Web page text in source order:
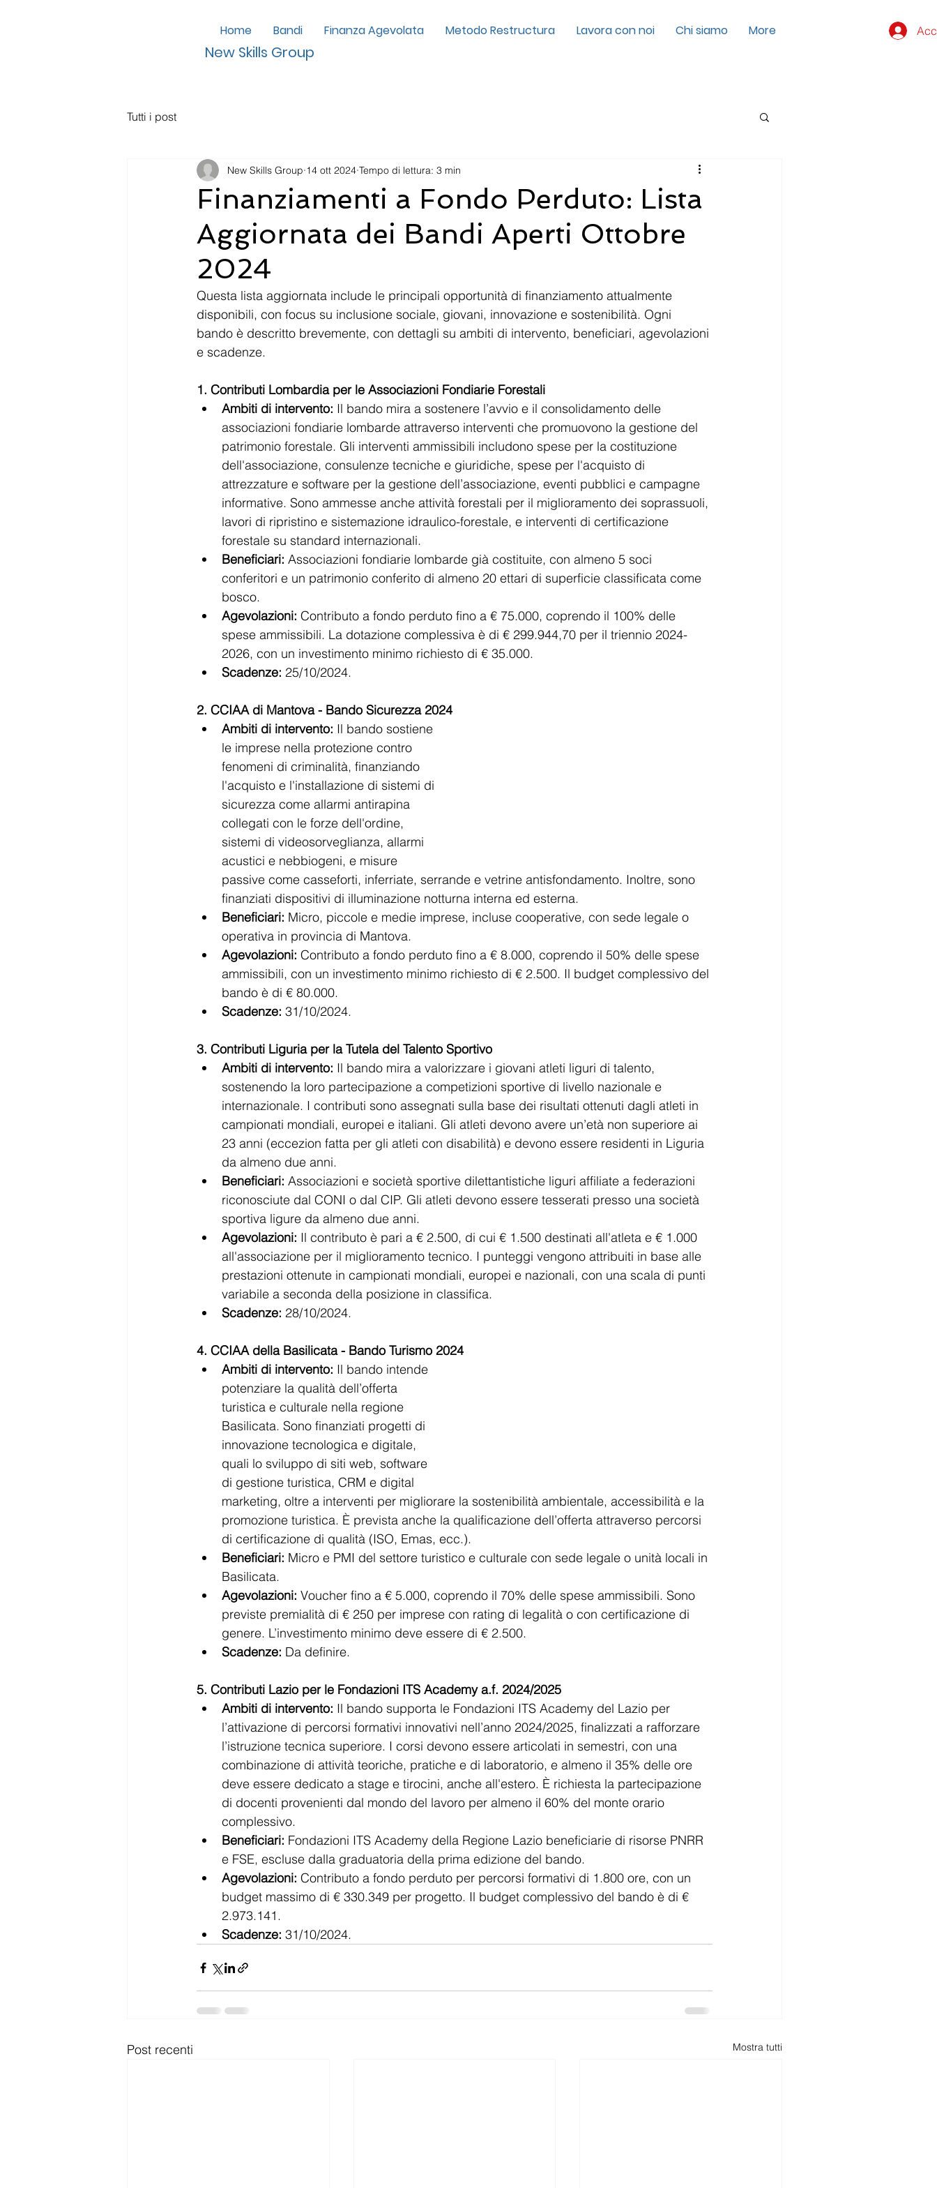
New Skills Group
Home Bandi Finanza Agevolata Metodo Restructura Lavora con noi Chi siamo More
Tutti i post
Finanziamenti a Fondo Perduto: Lista
Aggiornata dei Bandi Aperti Ottobre
2024
New Skills Group 14 ott 2024 Tempo di lettura: 3 min
Questa lista aggiornata include le principali opportunità di finanziamento attualmente
disponibili, con focus su inclusione sociale, giovani, innovazione e sostenibilità. Ogni
bando è descritto brevemente, con dettagli su ambiti di intervento, beneficiari, agevolazioni
e scadenze.
1. Contributi Lombardia per le Associazioni Fondiarie Forestali
Ambiti di intervento: Il bando mira a sostenere l’avvio e il consolidamento delle
associazioni fondiarie lombarde attraverso interventi che promuovono la gestione del
patrimonio forestale. Gli interventi ammissibili includono spese per la costituzione
dell'associazione, consulenze tecniche e giuridiche, spese per l'acquisto di
attrezzature e software per la gestione dell’associazione, eventi pubblici e campagne
informative. Sono ammesse anche attività forestali per il miglioramento dei soprassuoli,
lavori di ripristino e sistemazione idraulico-forestale, e interventi di certificazione
forestale su standard internazionali.
Beneficiari: Associazioni fondiarie lombarde già costituite, con almeno 5 soci
conferitori e un patrimonio conferito di almeno 20 ettari di superficie classificata come
bosco.
Agevolazioni: Contributo a fondo perduto fino a € 75.000, coprendo il 100% delle
spese ammissibili. La dotazione complessiva è di € 299.944,70 per il triennio 2024-
2026, con un investimento minimo richiesto di € 35.000.
Scadenze: 25/10/2024​.
2. CCIAA di Mantova - Bando Sicurezza 2024
Ambiti di intervento: Il bando sostiene
le imprese nella protezione contro
fenomeni di criminalità, finanziando
l'acquisto e l'installazione di sistemi di
sicurezza come allarmi antirapina
collegati con le forze dell'ordine,
sistemi di videosorveglianza, allarmi
acustici e nebbiogeni, e misure
passive come casseforti, inferriate, serrande e vetrine antisfondamento. Inoltre, sono
finanziati dispositivi di illuminazione notturna interna ed esterna.
Beneficiari: Micro, piccole e medie imprese, incluse cooperative, con sede legale o
operativa in provincia di Mantova.
Agevolazioni: Contributo a fondo perduto fino a € 8.000, coprendo il 50% delle spese
ammissibili, con un investimento minimo richiesto di € 2.500. Il budget complessivo del
bando è di € 80.000.
Scadenze: 31/10/2024​.
3. Contributi Liguria per la Tutela del Talento Sportivo
Ambiti di intervento: Il bando mira a valorizzare i giovani atleti liguri di talento,
sostenendo la loro partecipazione a competizioni sportive di livello nazionale e
internazionale. I contributi sono assegnati sulla base dei risultati ottenuti dagli atleti in
campionati mondiali, europei e italiani. Gli atleti devono avere un’età non superiore ai
23 anni (eccezion fatta per gli atleti con disabilità) e devono essere residenti in Liguria
da almeno due anni.
Beneficiari: Associazioni e società sportive dilettantistiche liguri affiliate a federazioni
riconosciute dal CONI o dal CIP. Gli atleti devono essere tesserati presso una società
sportiva ligure da almeno due anni.
Agevolazioni: Il contributo è pari a € 2.500, di cui € 1.500 destinati all'atleta e € 1.000
all'associazione per il miglioramento tecnico. I punteggi vengono attribuiti in base alle
prestazioni ottenute in campionati mondiali, europei e nazionali, con una scala di punti
variabile a seconda della posizione in classifica.
Scadenze: 28/10/2024​.
4. CCIAA della Basilicata - Bando Turismo 2024
Ambiti di intervento: Il bando intende
potenziare la qualità dell’offerta
turistica e culturale nella regione
Basilicata. Sono finanziati progetti di
innovazione tecnologica e digitale,
quali lo sviluppo di siti web, software
di gestione turistica, CRM e digital
marketing, oltre a interventi per migliorare la sostenibilità ambientale, accessibilità e la
promozione turistica. È prevista anche la qualificazione dell’offerta attraverso percorsi
di certificazione di qualità (ISO, Emas, ecc.).
Beneficiari: Micro e PMI del settore turistico e culturale con sede legale o unità locali in
Basilicata.
Agevolazioni: Voucher fino a € 5.000, coprendo il 70% delle spese ammissibili. Sono
previste premialità di € 250 per imprese con rating di legalità o con certificazione di
genere. L’investimento minimo deve essere di € 2.500.
Scadenze: Da definire​.
5. Contributi Lazio per le Fondazioni ITS Academy a.f. 2024/2025
Ambiti di intervento: Il bando supporta le Fondazioni ITS Academy del Lazio per
l’attivazione di percorsi formativi innovativi nell’anno 2024/2025, finalizzati a rafforzare
l’istruzione tecnica superiore. I corsi devono essere articolati in semestri, con una
combinazione di attività teoriche, pratiche e di laboratorio, e almeno il 35% delle ore
deve essere dedicato a stage e tirocini, anche all'estero. È richiesta la partecipazione
di docenti provenienti dal mondo del lavoro per almeno il 60% del monte orario
complessivo.
Beneficiari: Fondazioni ITS Academy della Regione Lazio beneficiarie di risorse PNRR
e FSE, escluse dalla graduatoria della prima edizione del bando.
Agevolazioni: Contributo a fondo perduto per percorsi formativi di 1.800 ore, con un
budget massimo di € 330.349 per progetto. Il budget complessivo del bando è di €
2.973.141.
Scadenze: 31/10/2024.
Post recenti Mostra tutti